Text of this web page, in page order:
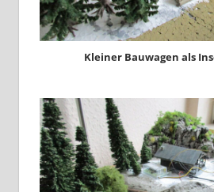
Kleiner Bauwagen als